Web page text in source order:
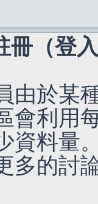
冊（登
由於某
會利用
資料量
多的討